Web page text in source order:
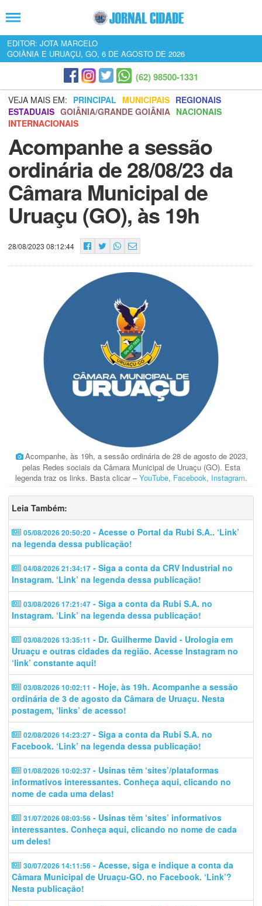
EDITOR: JOTA MARCELO
GOIÂNIA E URUAÇU, GO, 6 DE AGOSTO DE 2026
(62) 98500-1331
VEJA MAIS EM: PRINCIPAL MUNICIPAIS REGIONAIS
ESTADUAIS GOIÂNIA/GRANDE GOIÂNIA NACIONAIS
INTERNACIONAIS
Acompanhe a sessão
ordinária de 28/08/23 da
Câmara Municipal de
Uruaçu (GO), às 19h
28/08/2023 08:12:44
Acompanhe, às 19h, a sessão ordinária de 28 de agosto de 2023,
pelas Redes sociais da Câmara Municipal de Uruaçu (GO). Esta
legenda traz os links. Basta clicar –YouTube, Facebook, Instagram.
Leia Também:
05/08/2026 20:50:20 - Acesse o Portal da Rubi S.A.. ‘Link’
na legenda dessa publicação!
04/08/2026 21:34:17 - Siga a conta da CRV Industrial no
Instagram. ‘Link’ na legenda dessa publicação!
03/08/2026 17:21:47 - Siga a conta da Rubi S.A. no
Instagram. ‘Link’ na legenda dessa publicação!
03/08/2026 13:35:11 - Dr. Guilherme David - Urologia em
Uruaçu e outras cidades da região. Acesse Instagram no
‘link’ constante aqui!
03/08/2026 10:02:11 - Hoje, às 19h. Acompanhe a sessão
ordinária de 3 de agosto da Câmara de Uruaçu. Nesta
postagem, ‘links’ de acesso!
02/08/2026 14:23:27 - Siga a conta da Rubi S.A. no
Facebook. ‘Link’ na legenda dessa publicação!
01/08/2026 10:02:37 - Usinas têm ‘sites’/plataformas
informativos interessantes. Conheça aqui, clicando no
nome de cada uma delas!
31/07/2026 08:03:56 - Usinas têm ‘sites’ informativos
interessantes. Conheça aqui, clicando no nome de cada
um deles!
30/07/2026 14:11:56 - Acesse, siga e indique a conta da
Câmara Municipal de Uruaçu-GO. no Facebook. ‘Link’?
Nesta publicação!